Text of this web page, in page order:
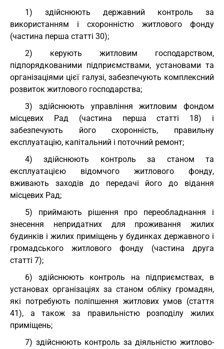
1) здійснюють державний контроль за
використанням і схоронністю житлового фонду
(частина перша статті 30);
2) керують житловим господарством,
підпорядкованими підприємствами, установами та
організаціями цієї галузі, забезпечують комплексний
розвиток житлового господарства;
3) здійснюють управління житловим фондом
місцевих Рад (частина перша статті 18) і
забезпечують його схоронність, правильну
експлуатацію, капітальний і поточний ремонт;
4) здійснюють контроль за станом та
експлуатацією відомчого житлового фонду,
вживають заходів до передачі його до відання
місцевих Рад;
5) приймають рішення про переобладнання і
знесення непридатних для проживання жилих
будинків і жилих приміщень у будинках державного і
громадського житлового фонду (частина друга
статті 7);
6) здійснюють контроль на підприємствах, в
установах організаціях за станом обліку громадян,
які потребують поліпшення житлових умов (стаття
41), а також за правильністю розподілу жилих
приміщень;
7) здійснюють контроль за діяльністю житлово-